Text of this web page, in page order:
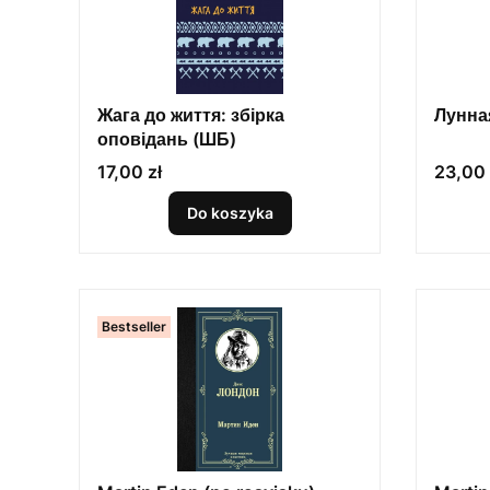
Жага до життя: збірка
оповідань (ШБ)
Cena
17,00 zł
Do koszyka
Cena
23,00
Bestseller